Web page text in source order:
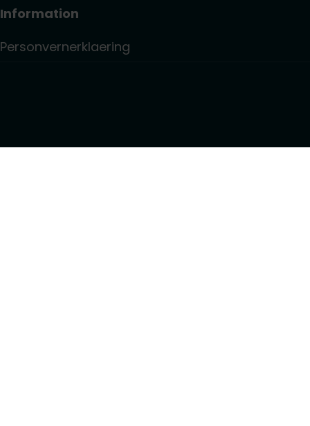
Information
Personvernerklaering